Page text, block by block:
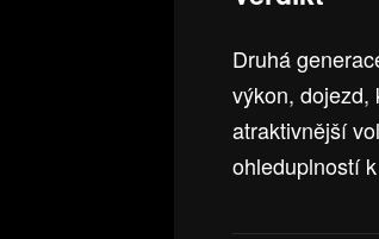
Druhá
výkon, dojezd,
atraktivnější
ohleduplností